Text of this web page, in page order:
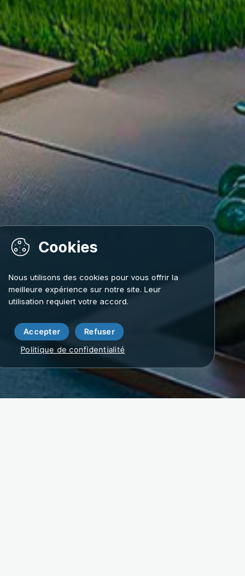
Nous utilisons des cookies pour vous offrir la
meilleure expérience sur notre site. Leur
utilisation requiert votre accord.
Accepter
Refuser
Politique de confidentialité